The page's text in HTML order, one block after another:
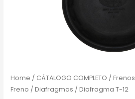
Home / CÁTALOGO COMPLETO /Frenos
Freno /Diafragmas / Diafragma T-12